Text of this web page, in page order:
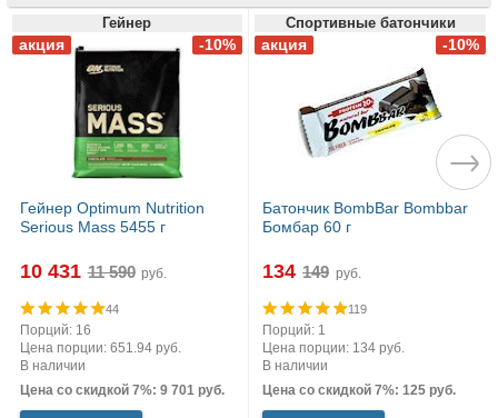
Гейнер
Гейнер Optimum Nutrition
Serious Mass 5455 г
10 431 руб.
44
Порций: 16
Цена порции: 651.94 руб.
В наличии
Цена со скидкой 7%: 9 701 руб.
Спортивные батончики
Батончик BombBar Bombbar
Бомбар 60 г
134 руб.
119
Порций: 1
Цена порции: 134 руб.
В наличии
Цена со скидкой 7%: 125 руб.